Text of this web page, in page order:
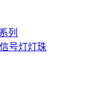
列
号灯灯珠